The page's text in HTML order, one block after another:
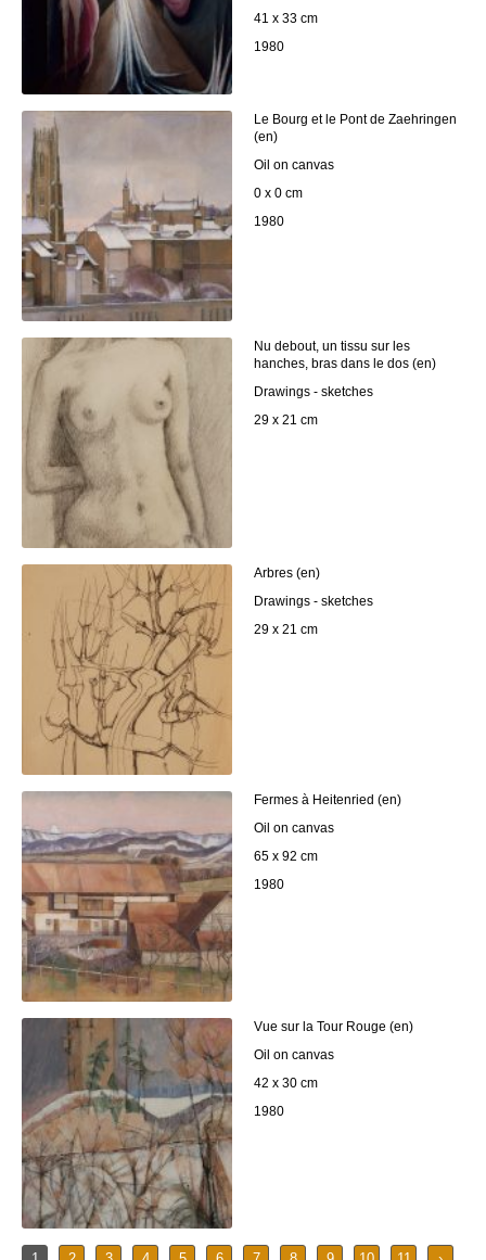
41 x 33 cm
1980
Le Bourg et le Pont de Zaehringen
(en)
Oil on canvas
0 x 0 cm
1980
Nu debout, un tissu sur les
hanches, bras dans le dos (en)
Drawings - sketches
29 x 21 cm
Arbres (en)
Drawings - sketches
29 x 21 cm
Fermes à Heitenried (en)
Oil on canvas
65 x 92 cm
1980
Vue sur la Tour Rouge (en)
Oil on canvas
42 x 30 cm
1980